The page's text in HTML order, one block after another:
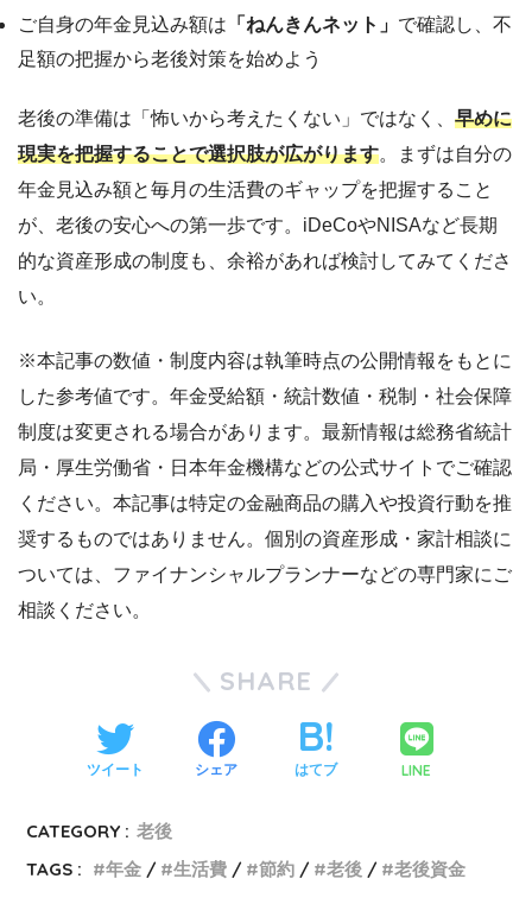
ご自身の年金見込み額は 「ねんきんネット」 で確認し、不
足額の把握から老後対策を始めよう
老後の準備は「怖いから考えたくない」ではなく、 早めに
現実を把握することで選択肢が広がります。まずは自分の
年金見込み額と毎月の生活費のギャップを把握すること
が、老後の安心への第一歩です。iDeCoやNISAなど長期
的な資産形成の制度も、余裕があれば検討してみてくださ
い。
※本記事の数値・制度内容は執筆時点の公開情報をもとに
した参考値です。年金受給額・統計数値・税制・社会保障
制度は変更される場合があります。最新情報は総務省統計
局・厚生労働省・日本年金機構などの公式サイトでご確認
ください。本記事は特定の金融商品の購入や投資行動を推
奨するものではありません。個別の資産形成・家計相談に
ついては、ファイナンシャルプランナーなどの専門家にご
相談ください。
SHARE
ツイート シェア はてブ LINE
CATEGORY : 老後
TAGS :
年金 生活費 節約 老後 老後資金